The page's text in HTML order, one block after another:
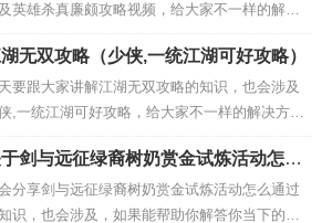
英雄杀真廉颇攻略视频，给大家不一样的解决
！ 本文目录一览： 1、手游英雄杀廉颇1什么过
手游英雄杀廉颇2怎么过 3、英雄杀真廉颇怎么
、英雄杀里面的廉颇这个人物怎么玩？？？？
英雄杀廉颇怎么玩 廉颇负荆技能图文攻略解析...
无双攻略（少侠,一统江湖可好攻略）
要跟大家讲解江湖无双攻略的知识，也会涉及
,一统江湖可好攻略，给大家不一样的解决方
本文目录一览： 1、武林外传、同福奇缘小游
籍 2、武林外传小游戏完全攻略 3、手机游戏大
里怎样获得更高的气势。还有那些隐藏的图
4、大唐无双零再战江湖四级怎么获得 5、金庸
剑与远征绿裔树奶赏金试炼活动怎么
的信息
分享剑与远征绿裔树奶赏金试炼活动怎么通过
识，也会涉及，如果能帮助你解答你当下的问